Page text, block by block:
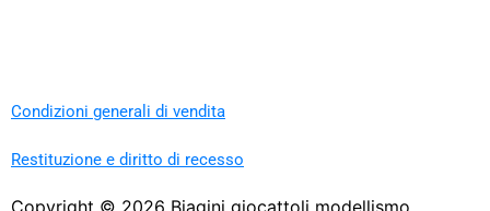
Condizioni generali di vendita
Restituzione e diritto di recesso